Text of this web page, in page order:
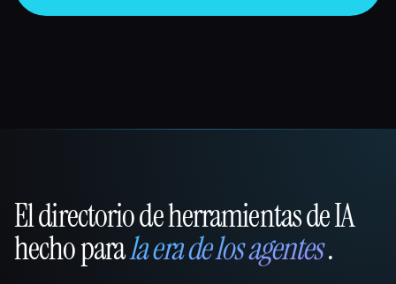
That AI Collection
El directorio de herramientas de IA
hecho parala era de los agentes.